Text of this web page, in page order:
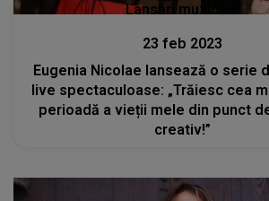
Lansări muzicale
23 feb 2023
Eugenia Nicolae lansează o serie
live spectaculoase: „Trăiesc cea
perioadă a vieții mele din punct
creativ!”